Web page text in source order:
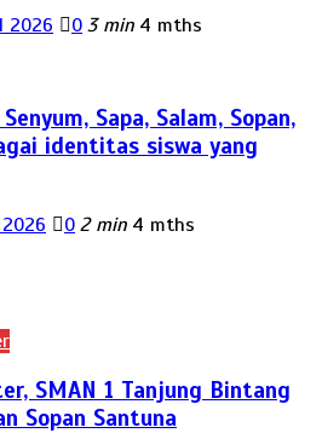
2026 0 3 min 4 mths
Sapa, Salam, Sopan,
identitas siswa yang
0 2 min 4 mths
SMAN 1 Tanjung Bintang
Sopan Santuna